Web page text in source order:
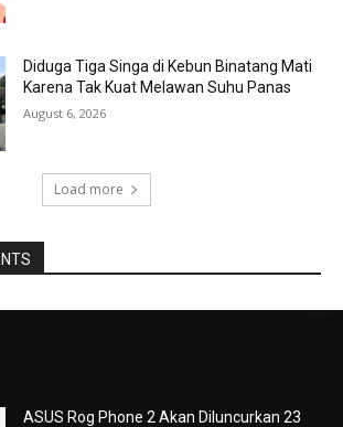
Diduga Tiga Singa di Kebun Binatang Mati
Karena Tak Kuat Melawan Suhu Panas
August 6, 2026
Load more
ASUS Rog Phone 2 Akan Diluncurkan 23